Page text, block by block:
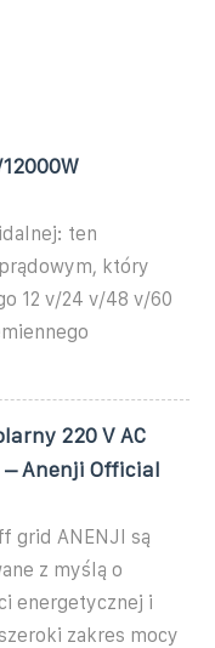
ten
który
12 v/24 v/48 v/60
220 V AC
– Anenji Official
grid ANENJI są
z myślą o
energetycznej i
zakres mocy